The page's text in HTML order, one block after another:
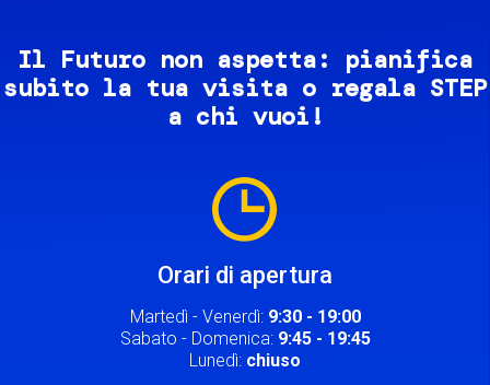
Il Futuro non aspetta: pianifica
subito la tua visita o regala STEP
a chi vuoi!
Orari di apertura
Martedì - Venerdì: 9:30 - 19:00
Sabato - Domenica: 9:45 - 19:45
Lunedì: chiuso